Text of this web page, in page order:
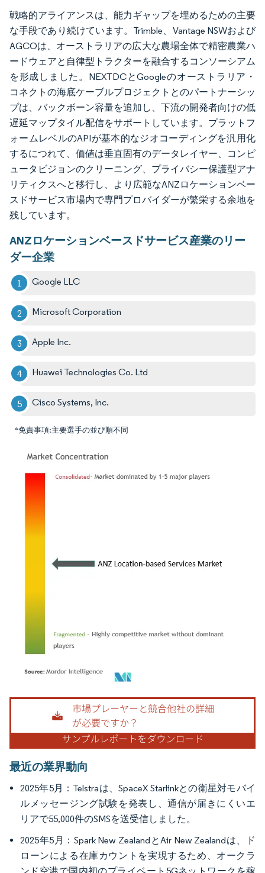
戦略的アライアンスは、能力ギャップを埋めるための主要
な手段であり続けています。Trimble、Vantage NSWおよび
AGCOは、オーストラリアの広大な農場全体で精密農業ハ
ードウェアと自律型トラクターを融合するコンソーシアム
を形成しました。NEXTDCとGoogleのオーストラリア・
コネクトの海底ケーブルプロジェクトとのパートナーシッ
プは、バックボーン容量を追加し、下流の開発者向けの低
遅延マップタイル配信をサポートしています。プラットフ
ォームレベルのAPIが基本的なジオコーディングを汎用化
するにつれて、価値は垂直固有のデータレイヤー、コンピ
ュータビジョンのクリーニング、プライバシー保護型アナ
リティクスへと移行し、より広範なANZロケーションベー
スドサービス市場内で専門プロバイダーが繁栄する余地を
残しています。
ANZロケーションベースドサービス産業のリー
ダー企業
Google LLC
Microsoft Corporation
Apple Inc.
Huawei Technologies Co. Ltd
Cisco Systems, Inc.
*免責事項:主要選手の並び順不同
画像 © Mordor Intelligence。再利用にはCC BY 4.0の表示が必要です。
最近の業界動向
2025年5月：Telstraは、SpaceX Starlinkとの衛星対モバイ
ルメッセージング試験を発表し、通信が届きにくいエ
リアで55,000件のSMSを送受信しました。
2025年5月：Spark New ZealandとAir New Zealandは、ド
ローンによる在庫カウントを実現するため、オークラ